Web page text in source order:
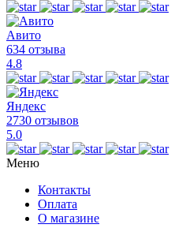
Авито
634 отзыва
4.8
Яндекс
2730 отзывов
5.0
Меню
Контакты
Оплата
О магазине